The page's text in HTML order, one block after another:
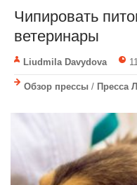
Чипировать
ветеринары
Liudmila Davydova
Обзор прессы / Пресса